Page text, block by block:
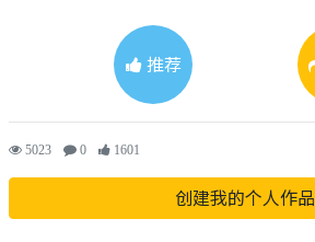
推荐
5023 0 1601
创建我的个人作品